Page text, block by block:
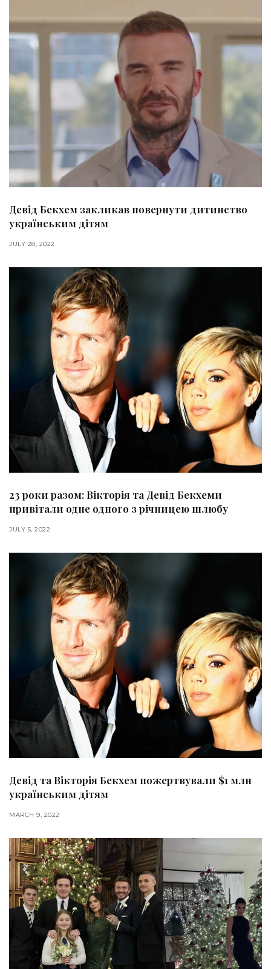
Девід Бекхем закликав повернути дитинство
українським дітям
JULY 28, 2022
23 роки разом: Вікторія та Девід Бекхеми
привітали одне одного з річницею шлюбу
JULY 5, 2022
Девід та Вікторія Бекхем пожертвували $1 млн
українським дітям
MARCH 9, 2022